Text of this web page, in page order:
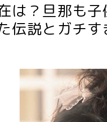
は？旦那も
伝説とガチす